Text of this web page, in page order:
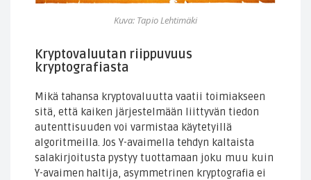
Kuva: Tapio Lehtimäki
Kryptovaluutan riippuvuus
kryptografiasta
Mikä tahansa kryptovaluutta vaatii toimiakseen
sitä, että kaiken järjestelmään liittyvän tiedon
autenttisuuden voi varmistaa käytetyillä
algoritmeilla. Jos Y-avaimella tehdyn kaltaista
salakirjoitusta pystyy tuottamaan joku muu kuin
Y-avaimen haltija, asymmetrinen kryptografia ei